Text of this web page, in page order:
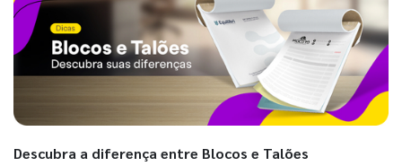
Descubra a diferença entre Blocos e Talões